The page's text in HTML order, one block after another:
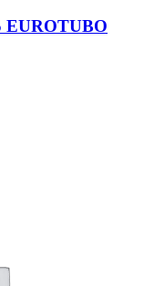
EUROTUBO